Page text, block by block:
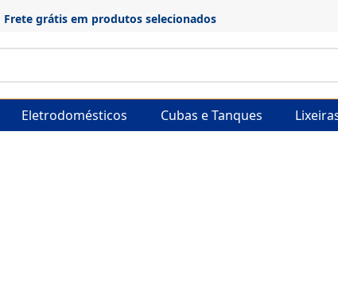
Frete grátis em produtos selecionados
Eletrodomésticos Cubas e Tanques